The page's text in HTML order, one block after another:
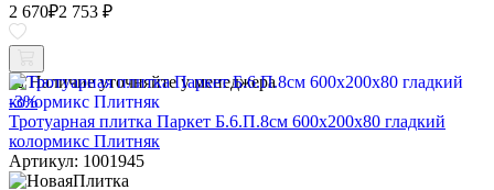
2 670₽2 753 ₽
Наличие уточняйте у менеджера
-3%
Тротуарная плитка Паркет Б.6.П.8см 600х200х80 гладкий
колормикс Плитняк
Артикул: 1001945